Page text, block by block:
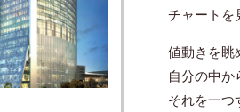
チャートを
値動きを眺
自分の中か
それを一つ